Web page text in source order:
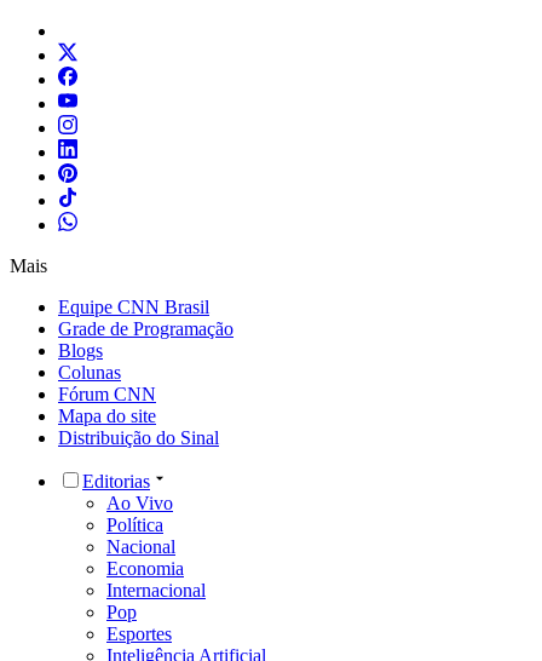
Mais
Equipe CNN Brasil
Grade de Programação
Blogs
Colunas
Fórum CNN
Mapa do site
Distribuição do Sinal
Editorias
Ao Vivo
Política
Nacional
Economia
Internacional
Pop
Esportes
Inteligência Artificial